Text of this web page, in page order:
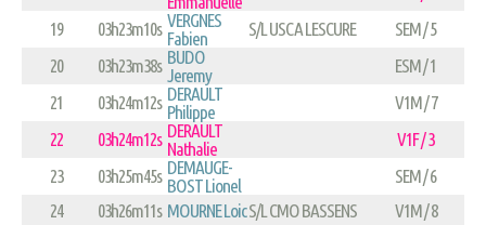
19
03h23m10s VERGNES
Fabien
S/L USCA LESCURE
SEM / 5
20
03h23m38s BUDO
Jeremy
ESM / 1
21
03h24m12s DERAULT
Philippe
V1M / 7
22
03h24m12s DERAULT
Nathalie
V1F / 3
23
03h25m45s DEMAUGE-
BOST Lionel
SEM / 6
24
03h26m11s MOURNE LoicS/L CMO BASSENS
V1M / 8